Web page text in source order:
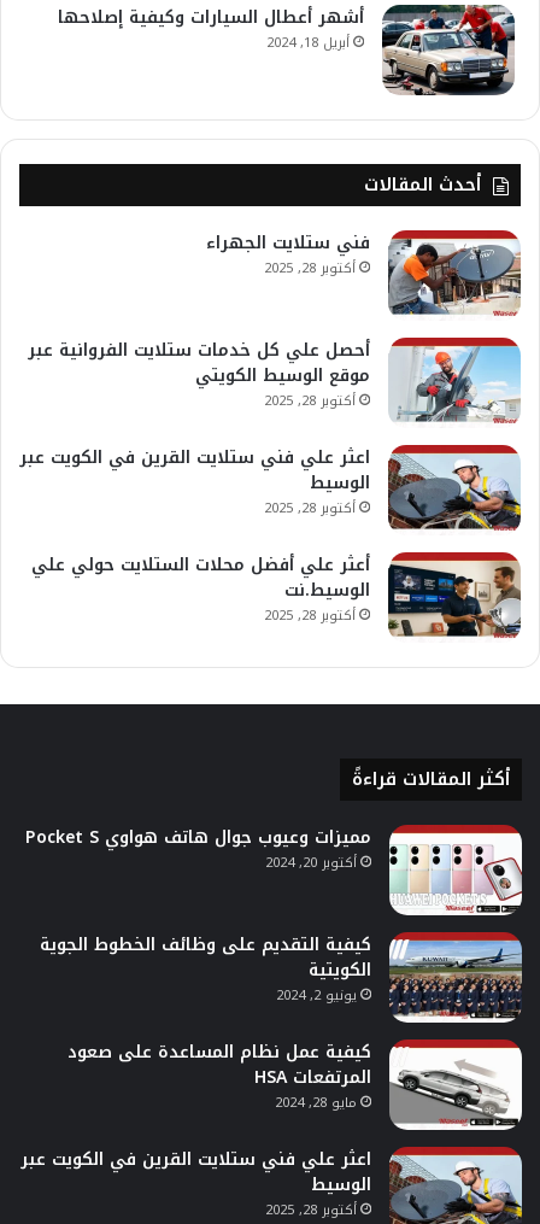
أشهر أعطال السيارات وكيفية إصلاحها
أبريل 18, 2024
أحدث المقالات
فني ستلايت الجهراء
أكتوبر 28, 2025
أحصل علي كل خدمات ستلايت الفروانية عبر
موقع الوسيط الكويتي
أكتوبر 28, 2025
اعثر علي فني ستلايت القرين في الكويت عبر
الوسيط
أكتوبر 28, 2025
أعثر علي أفضل محلات الستلايت حولي علي
الوسيط.نت
أكتوبر 28, 2025
أكثر المقالات قراءةً
مميزات وعيوب جوال هاتف هواوي Pocket S
أكتوبر 20, 2024
كيفية التقديم على وظائف الخطوط الجوية
الكويتية
يونيو 2, 2024
كيفية عمل نظام المساعدة على صعود
المرتفعات HSA
مايو 28, 2024
اعثر علي فني ستلايت القرين في الكويت عبر
الوسيط
أكتوبر 28, 2025